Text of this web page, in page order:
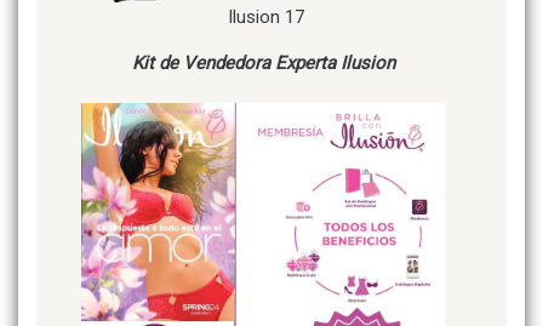
Ilusion 17
Kit de Vendedora Experta Ilusion